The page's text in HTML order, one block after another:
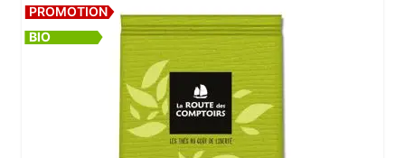
PROMOTION
BIO
Les conditionnements disponibles :